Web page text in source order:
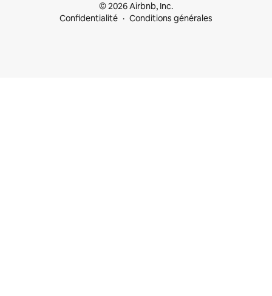
© 2026 Airbnb, Inc.
Confidentialité
Conditions générales